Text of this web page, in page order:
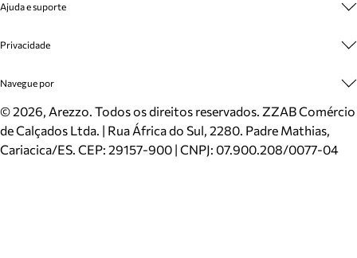
Venda Corporativa
Mapa do Site
Inverno
Mundo Arezzo
Plano de Negócio
Ajuda e suporte
Cadastro
Meus Pedidos
Trocas e Devoluções
Cartão Presente
Localizador de lojas
Privacidade
Politica e Privacidade
Navegue por
Sapatos
Bolsas
Scarpins
©2026, Arezzo. Todos os direitos reservados. ZZAB Comércio
de Calçados Ltda. | Rua África do Sul, 2280. Padre Mathias,
Cariacica/ES. CEP: 29157-900 | CNPJ: 07.900.208/0077-04